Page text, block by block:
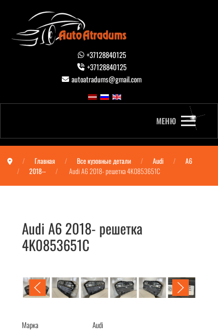
+37128840125
+37128840125
autoatradums@gmail.com
МЕНЮ
Главная Все кузовные детали Audi
A6
2018--
Audi A6 2018- решетка 4K0853651C
Audi A6 2018- решетка
4K0853651C
Марка
Audi